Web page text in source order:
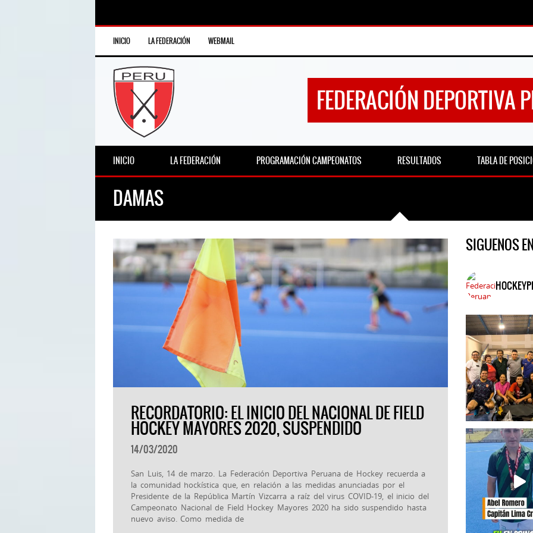
INICIO LA FEDERACIÓN WEBMAIL
FEDERACIÓN DEPORTIVA
INICIO LA FEDERACIÓN PROGRAMACIÓN CAMPEONATOS RESULTADOS TABLA DE
DAMAS
RECORDATORIO: EL INICIO DEL NACIONAL DE FIELD
HOCKEY MAYORES 2020, SUSPENDIDO
14/03/2020
San Luis, 14 de marzo. La Federación Deportiva Peruana de Hockey recuerda a
la comunidad hockística que, en relación a las medidas anunciadas por el
Presidente de la República Martín Vizcarra a raíz del virus COVID-19, el inicio del
Campeonato Nacional de Field Hockey Mayores 2020 ha sido suspendido hasta
nuevo aviso. Como medida de
SIGUENOS